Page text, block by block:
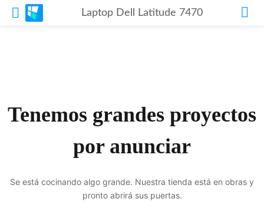
Laptop Dell Latitude 7470
Tenemos grandes proyectos
por anunciar
Se está cocinando algo grande. Nuestra tienda está en obras y
pronto abrirá sus puertas.